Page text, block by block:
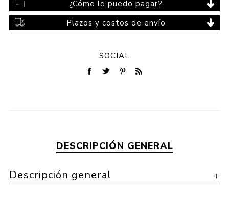
¿Cómo lo puedo pagar?
Plazos y costos de envío
SOCIAL
DESCRIPCIÓN GENERAL
Descripción general